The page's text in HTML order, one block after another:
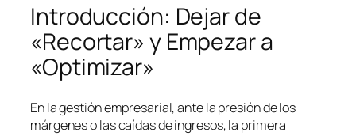
Introducción: Dejar de
«Recortar» y Empezar a
«Optimizar»
En la gestión empresarial, ante la presión de los
márgenes o las caídas de ingresos, la primera